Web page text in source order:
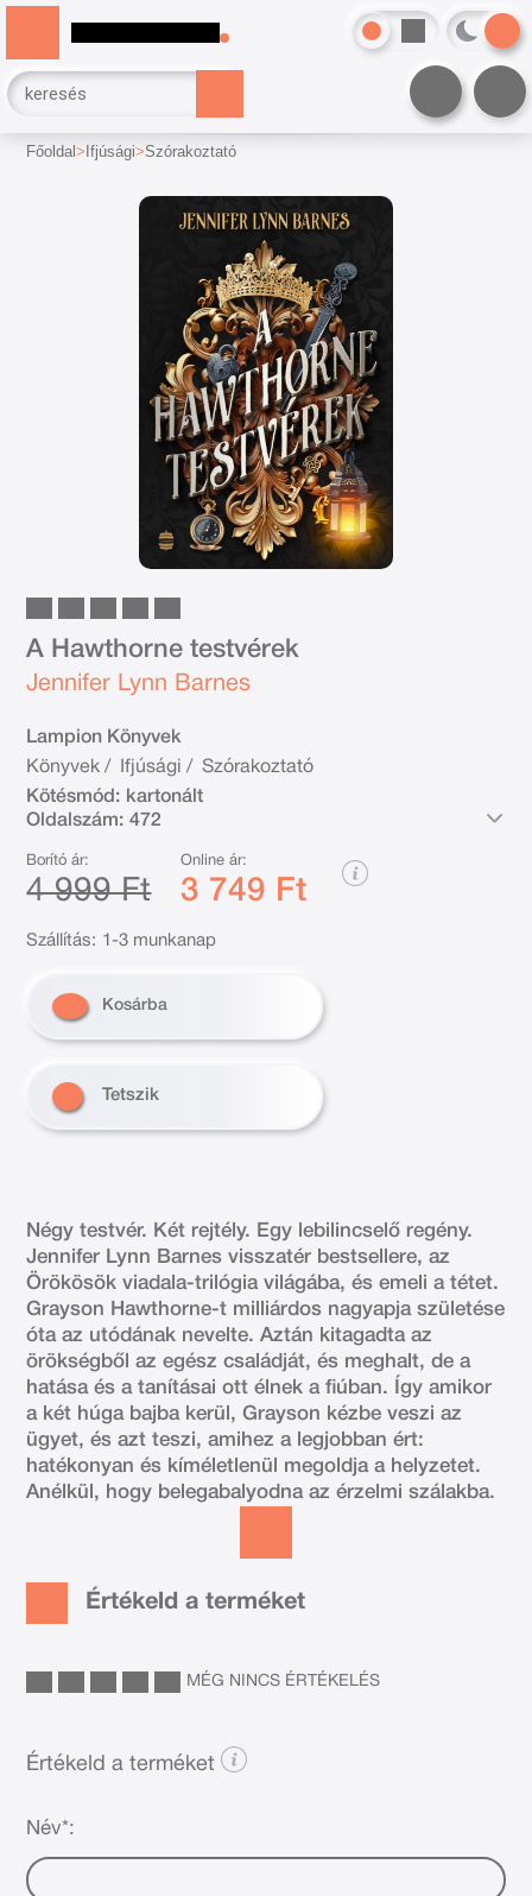
Főoldal Ifjúsági Szórakoztató
A Hawthorne testvérek
Jennifer Lynn Barnes
Lampion Könyvek
Könyvek / Ifjúsági /
Szórakoztató
Kötésmód: kartonált
Oldalszám: 472
Borító ár:
4 999 Ft
Online ár:
3 749 Ft
Szállítás: 1-3 munkanap
Kosárba
Tetszik
Négy testvér. Két rejtély. Egy lebilincselő regény.
Jennifer Lynn Barnes visszatér bestsellere, az
Örökösök viadala-trilógia világába, és emeli a tétet.
Grayson Hawthorne-t milliárdos nagyapja születése
óta az utódának nevelte. Aztán kitagadta az
örökségből az egész családját, és meghalt, de a
hatása és a tanításai ott élnek a fiúban. Így amikor
a két húga bajba kerül, Grayson kézbe veszi az
ügyet, és azt teszi, amihez a legjobban ért:
hatékonyan és kíméletlenül megoldja a helyzetet.
Anélkül, hogy belegabalyodna az érzelmi szálakba.
Értékeld a terméket
MÉG NINCS ÉRTÉKELÉS
Értékeld a terméket
Név*: